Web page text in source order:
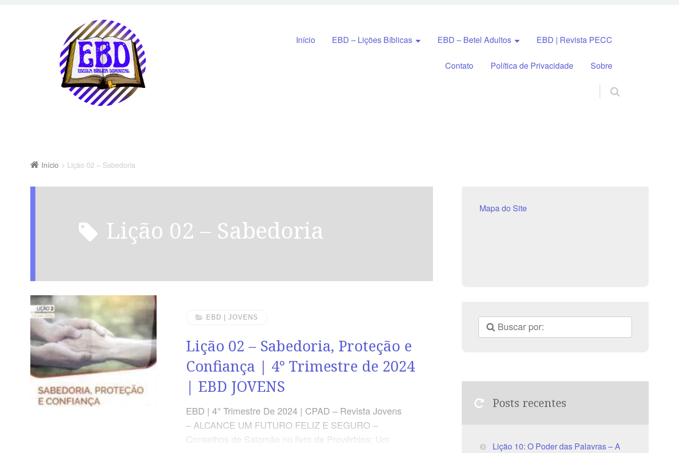
Pular para o conteúdo
Início EBD – Lições Bíblicas EBD – Betel Adultos EBD | Revista PECC
Contato Política de Privacidade Sobre
Início Lição 02 – Sabedoria
Lição 02 – Sabedoria
EBD | JOVENS
Lição 02 – Sabedoria, Proteção e
Confiança | 4° Trimestre de 2024
| EBD JOVENS
EBD | 4° Trimestre De 2024 | CPAD – Revista Jovens
– ALCANCE UM FUTURO FELIZ E SEGURO –
Conselhos de Salomão no livro de Provérbios: Um
Mapa do Site
Posts recentes
Lição 10: O Poder das Palavras – A